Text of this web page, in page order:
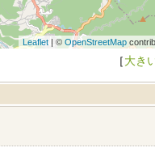
Leaflet| © OpenStreetMap
［大き